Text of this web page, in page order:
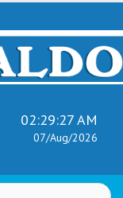
02:29:29 AM
07/Aug/2026